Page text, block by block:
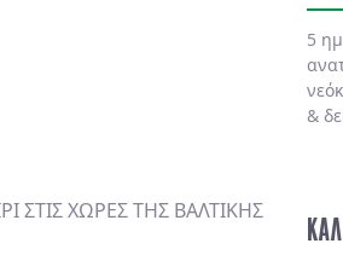
5
&